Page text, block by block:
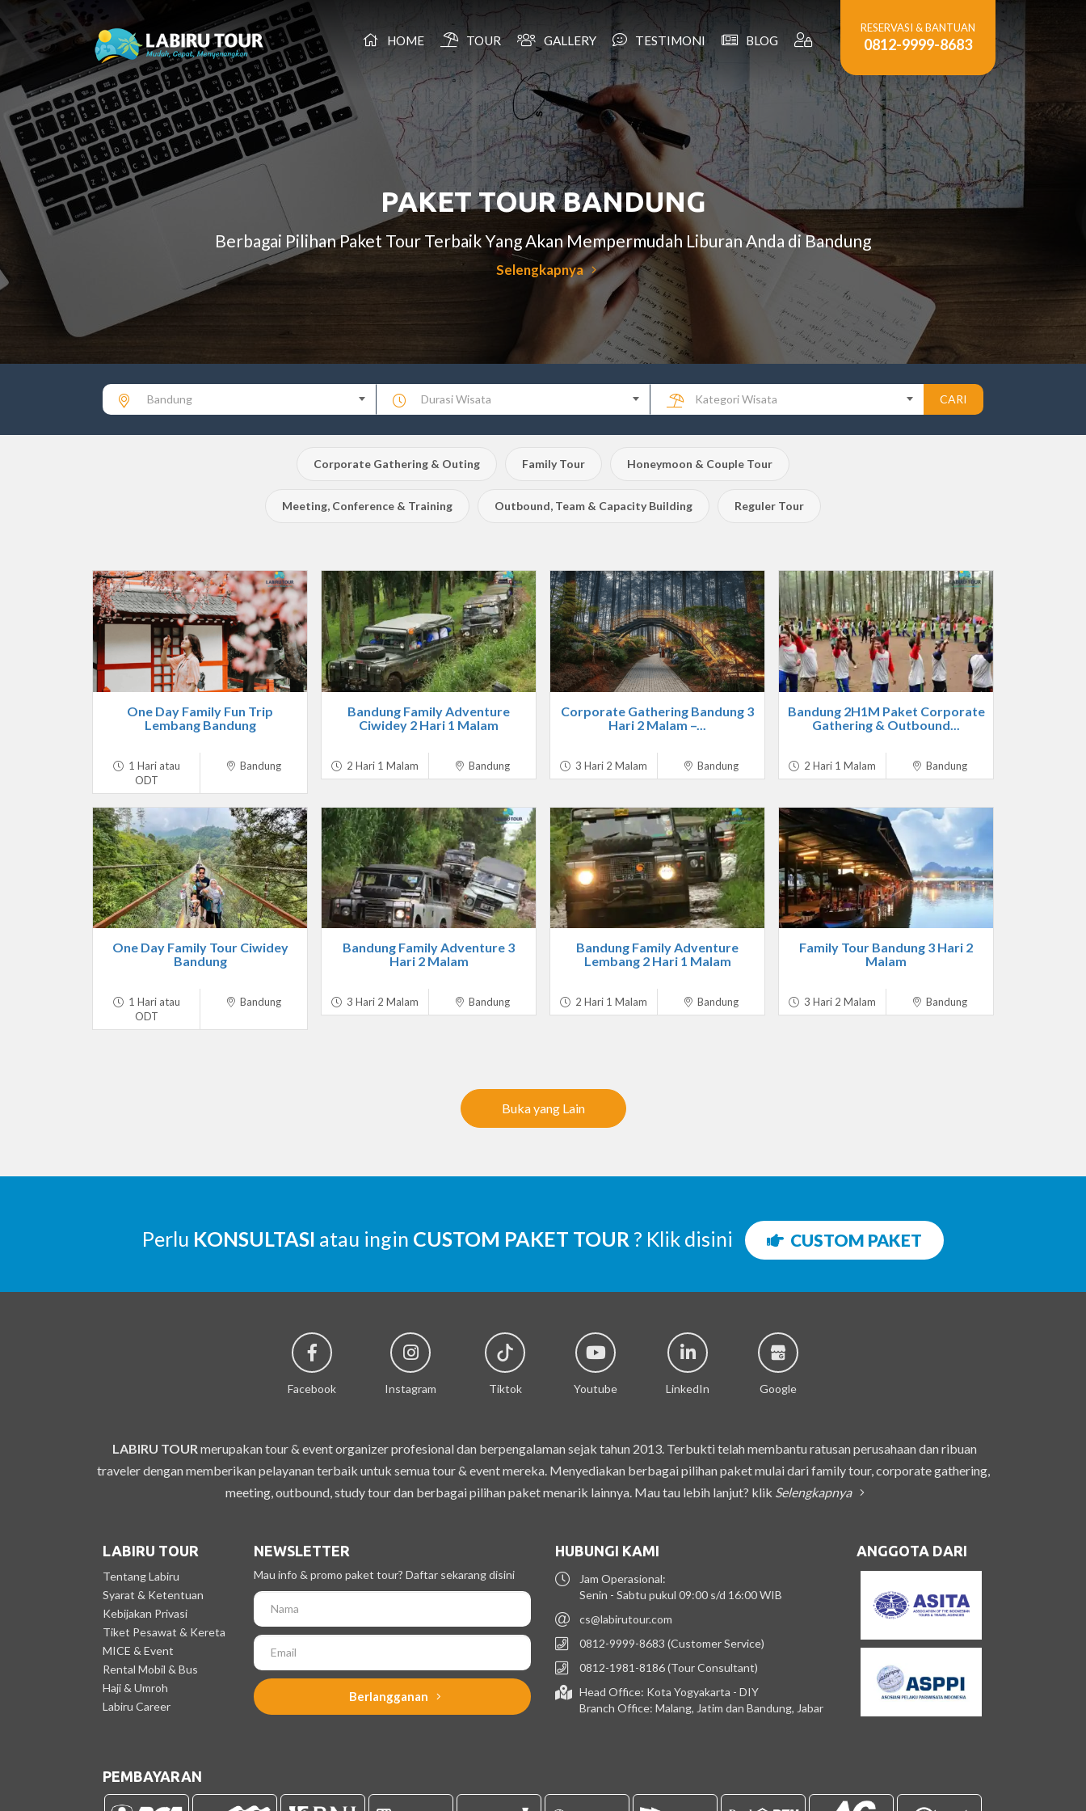
HOME TOUR GALLERY TESTIMONI BLOG
RESERVASI & BANTUAN
0812-9999-8683
PAKET TOUR BANDUNG
Berbagai Pilihan Paket Tour Terbaik Yang Akan Mempermudah Liburan Anda di Bandung
Selengkapnya
Bandung Durasi Wisata Kategori Wisata CARI
Corporate Gathering & Outing Family Tour Honeymoon & Couple Tour
Meeting, Conference & Training Outbound, Team & Capacity Building Reguler Tour
One Day Family Fun Trip
Lembang Bandung
1 Hari atau
ODT
Bandung
Bandung Family Adventure
Ciwidey 2 Hari 1 Malam
2 Hari 1 Malam Bandung
Corporate Gathering Bandung 3
Hari 2 Malam –...
3 Hari 2 Malam Bandung
Bandung 2H1M Paket Corporate
Gathering & Outbound...
2 Hari 1 Malam Bandung
One Day Family Tour Ciwidey
Bandung
1 Hari atau
ODT
Bandung
Bandung Family Adventure 3
Hari 2 Malam
3 Hari 2 Malam Bandung
Bandung Family Adventure
Lembang 2 Hari 1 Malam
2 Hari 1 Malam Bandung
Family Tour Bandung 3 Hari 2
Malam
3 Hari 2 Malam Bandung
Buka yang Lain
Perlu KONSULTASI atau ingin CUSTOM PAKET TOUR ? Klik disini CUSTOM PAKET
Facebook Instagram Tiktok Youtube LinkedIn Google
LABIRU TOUR merupakan tour & event organizer profesional dan berpengalaman sejak tahun 2013. Terbukti telah membantu ratusan perusahaan dan ribuan
traveler dengan memberikan pelayanan terbaik untuk semua tour & event mereka. Menyediakan berbagai pilihan paket mulai dari family tour, corporate gathering,
meeting, outbound, study tour dan berbagai pilihan paket menarik lainnya. Mau tau lebih lanjut? klik Selengkapnya
LABIRU TOUR
Tentang Labiru
Syarat & Ketentuan
Kebijakan Privasi
Tiket Pesawat & Kereta
MICE & Event
Rental Mobil & Bus
Haji & Umroh
Labiru Career
NEWSLETTER
Mau info & promo paket tour? Daftar sekarang disini
Berlangganan
HUBUNGI KAMI
Jam Operasional:
Senin - Sabtu pukul 09:00 s/d 16:00 WIB
cs@labirutour.com
0812-9999-8683 (Customer Service)
0812-1981-8186 (Tour Consultant)
Head Office: Kota Yogyakarta - DIY
Branch Office: Malang, Jatim dan Bandung, Jabar
ANGGOTA DARI
PEMBAYARAN